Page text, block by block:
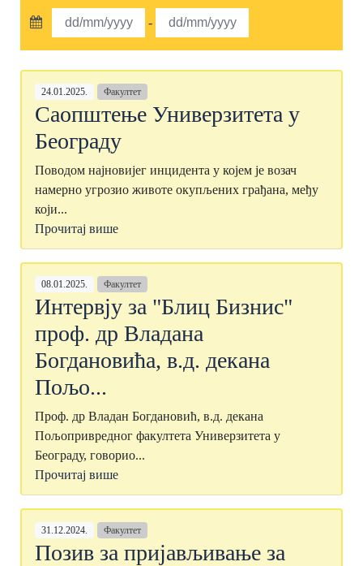
-
24.01.2025. Факултет
Саопштење Универзитета у
Београду
Поводом најновијег инцидента у којем је возач
намерно угрозио животе окупљених грађана, међу
који...
Прочитај више
08.01.2025. Факултет
Интервју за "Блиц Бизнис"
проф. др Владана
Богдановића, в.д. декана
Пољо...
Проф. др Владан Богдановић, в.д. декана
Пољопривредног факултета Универзитета у
Београду, говорио...
Прочитај више
31.12.2024. Факултет
Позив за пријављивање за